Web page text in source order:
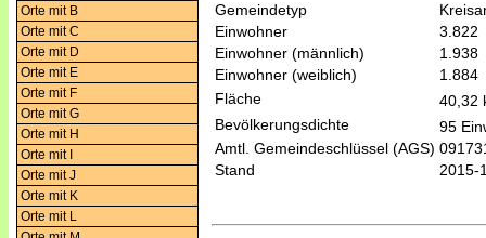
Orte mit B
Orte mit C
Orte mit D
Orte mit E
Orte mit F
Orte mit G
Orte mit H
Orte mit I
Orte mit J
Orte mit K
Orte mit L
Gemeindetyp
Einwohner
3.822
Einwohner (männlich)
1.938
Einwohner (weiblich)
1.884
Fläche
40,32
Bevölkerungsdichte
95
Amtl. Gemeindeschlüssel (AGS)
Stand
2015-